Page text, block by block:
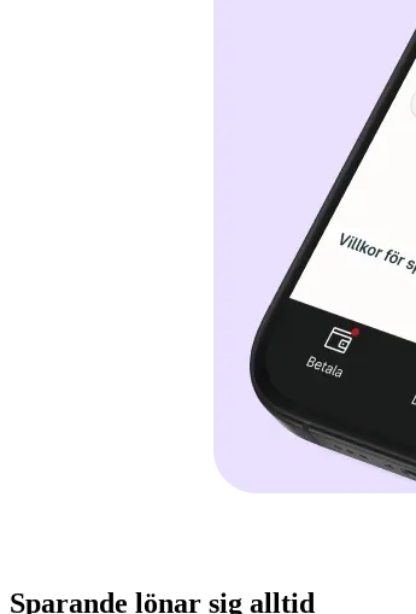
Sparande lönar sig alltid